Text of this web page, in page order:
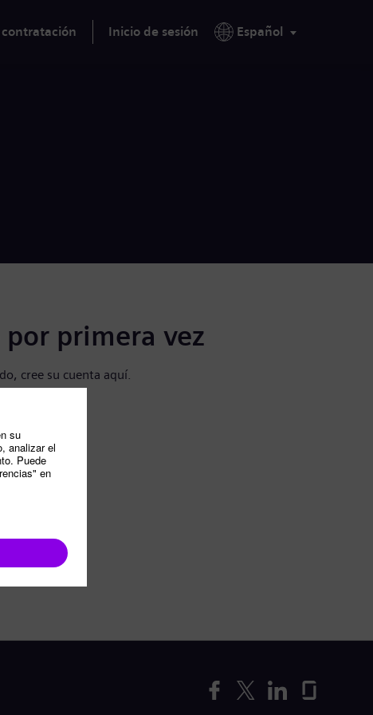
contratación Inicio de sesión Español
primera vez
cree su cuenta aquí.